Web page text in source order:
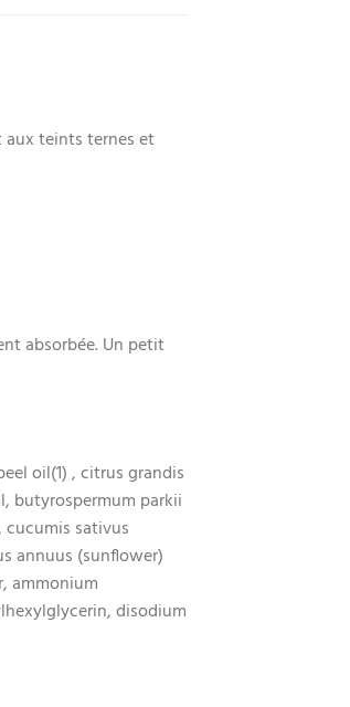
aux teints ternes et
absorbée. Un petit
oil(1) , citrus grandis
butyrospermum parkii
sativus
annuus (sunflower)
ammonium
disodium